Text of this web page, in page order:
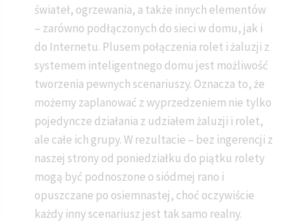
świateł, ogrzewania, a także innych elementów
– zarówno podłączonych do sieci w domu, jak i
do Internetu. Plusem połączenia rolet i żaluzji z
systemem inteligentnego domu jest możliwość
tworzenia pewnych scenariuszy. Oznacza to, że
możemy zaplanować z wyprzedzeniem nie tylko
pojedyncze działania z udziałem żaluzji i rolet,
ale całe ich grupy. W rezultacie – bez ingerencji z
naszej strony od poniedziałku do piątku rolety
mogą być podnoszone o siódmej rano i
opuszczane po osiemnastej, choć oczywiście
każdy inny scenariusz jest tak samo realny.